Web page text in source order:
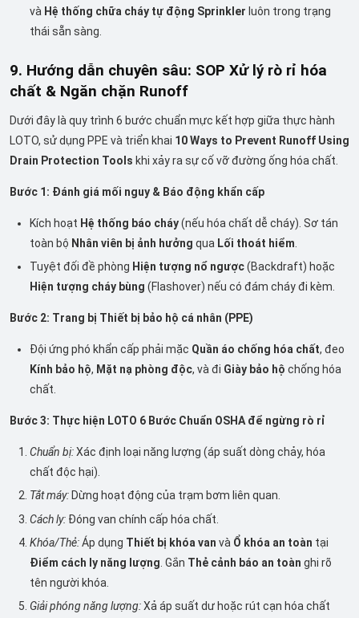
và Hệ thống chữa cháy tự động Sprinkler luôn trong trạng
thái sẵn sàng.
9. Hướng dẫn chuyên sâu: SOP Xử lý rò rỉ hóa
chất & Ngăn chặn Runoff
Dưới đây là quy trình 6 bước chuẩn mực kết hợp giữa thực hành
LOTO, sử dụng PPE và triển khai 10 Ways to Prevent Runoff Using
Drain Protection Tools khi xảy ra sự cố vỡ đường ống hóa chất.
Bước 1: Đánh giá mối nguy & Báo động khẩn cấp
Kích hoạt Hệ thống báo cháy(nếu hóa chất dễ cháy). Sơ tán
toàn bộ Nhân viên bị ảnh hưởng qua Lối thoát hiểm
Tuyệt đối đề phòng Hiện tượng nổ ngược(Backdraft) hoặc
Hiện tượng cháy bùng (Flashover) nếu có đám cháy đi kèm.
Bước 2: Trang bị Thiết bị bảo hộ cá nhân (PPE)
Đội ứng phó khẩn cấp phải mặc Quần áo chống hóa chất, đeo
Kính bảo hộ, Mặt nạ phòng độc, và đi Giày bảo hộ chống hóa
chất.
Bước 3: Thực hiện LOTO 6 Bước Chuẩn OSHA để ngừng rò rỉ
Chuẩn bị:Xác định loại năng lượng (áp suất dòng chảy, hóa
chất độc hại).
Tắt máy: Dừng hoạt động của trạm bơm liên quan.
Cách ly: Đóng van chính cấp hóa chất.
Khóa/Thẻ:Áp dụng Thiết bị khóa van và Ổ khóa an toàn tại
Điểm cách ly năng lượng . Gắn Thẻ cảnh báo an toàn ghi rõ
tên người khóa.
Giải phóng năng lượng:Xả áp suất dư hoặc rút cạn hóa chất